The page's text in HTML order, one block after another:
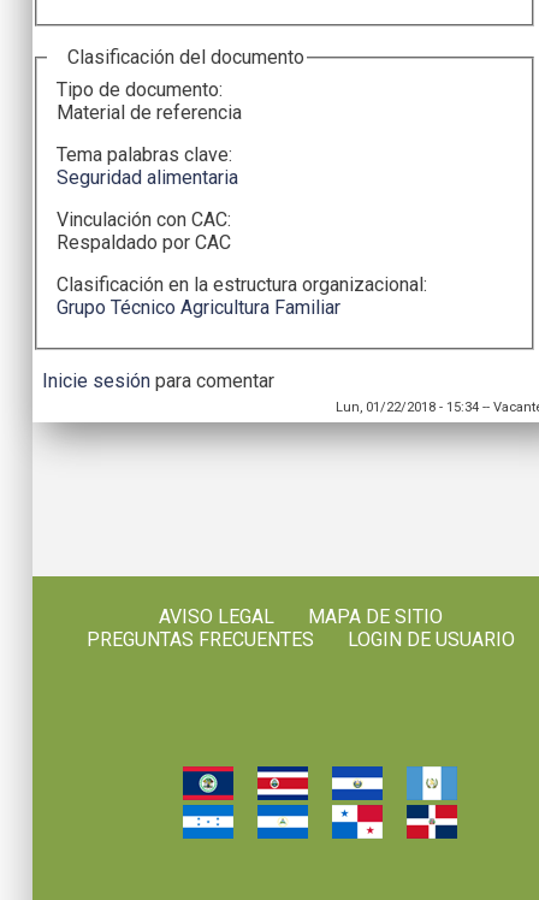
Clasificación del documento
Tipo de documento:
Material de referencia
Tema palabras clave:
Seguridad alimentaria
Vinculación con CAC:
Respaldado por CAC
Clasificación en la estructura organizacional:
Grupo Técnico Agricultura Familiar
Inicie sesiónpara comentar
Lun, 01/22/2018 - 15:34 --
AVISO LEGAL
MAPA DE SITIO
PREGUNTAS FRECUENTES
LOGIN DE USUARIO